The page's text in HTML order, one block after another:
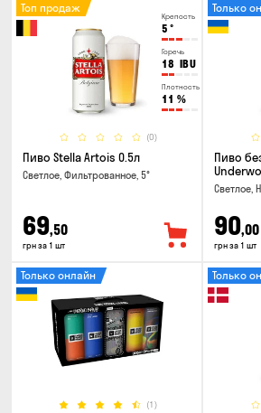
Крепость
5 °
Горечь
18 IBU
Плотность
11 %
(0)
Топ продаж
Пиво Stella Artois 0.5л
Светлое, Фильтрованное, 5°
69,50
грн за 1 шт
Только
Пиво
Светлое,
90,00
грн за 1 шт
(1)
Только онлайн Только